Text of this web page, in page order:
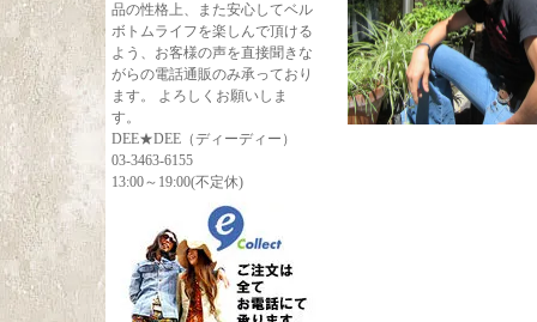
品の性格上、また安心してベル
ボトムライフを楽しんで頂ける
よう、お客様の声を直接聞きな
がらの電話通販のみ承っており
ます。 よろしくお願いしま
す。
DEE★DEE（ディーディー）
03-3463-6155
13:00～19:00(不定休)